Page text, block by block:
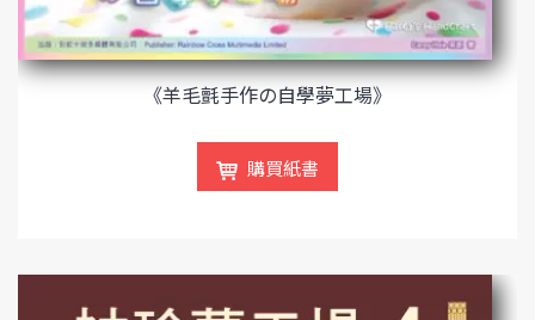
《羊毛氈手作の自學夢工場》
購買紙書